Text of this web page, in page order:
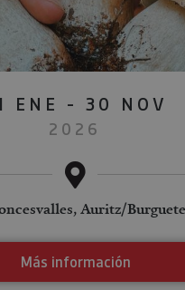
ENE - 30 NOV
2026
Auritz/
Más información